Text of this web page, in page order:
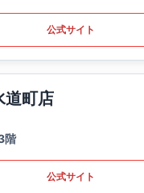
公式サイト
道町店
階
公式サイト